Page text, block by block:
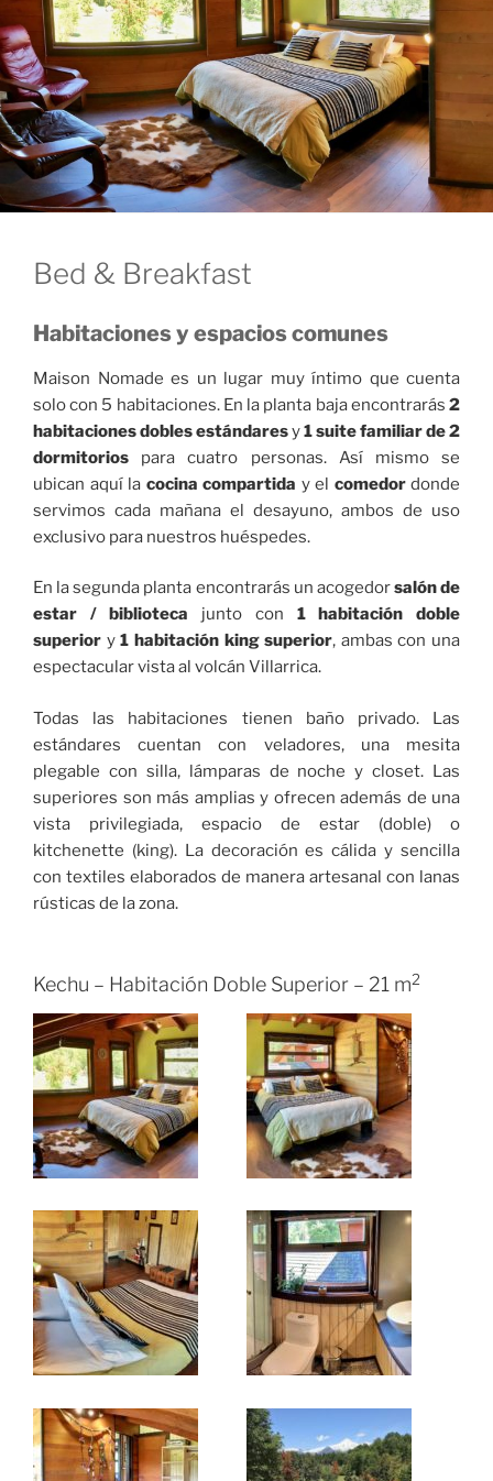
Bed & Breakfast
Habitaciones y espacios comunes
Maison Nomade es un lugar muy íntimo que cuenta
solo con 5 habitaciones. En la planta baja encontrarás 2
habitaciones dobles estándaresy1 suite familiar de 2
dormitorios para cuatro personas. Así mismo se
ubican aquí la cocina compartida y el comedordonde
servimos cada mañana el desayuno, ambos de uso
exclusivo para nuestros huéspedes.
En la segunda planta encontrarás un acogedorsalón de
estar / biblioteca junto con 1 habitación doble
superior y1 habitación king superior, ambas con una
espectacular vista al volcán Villarrica.
Todas las habitaciones tienen baño privado. Las
estándares cuentan con veladores, una mesita
plegable con silla, lámparas de noche y closet. Las
superiores son más amplias y ofrecen además de una
vista privilegiada, espacio de estar (doble) o
kitchenette (king). La decoración es cálida y sencilla
con textiles elaborados de manera artesanal con lanas
rústicas de la zona.
Kechu – Habitación Doble Superior – 21 m2